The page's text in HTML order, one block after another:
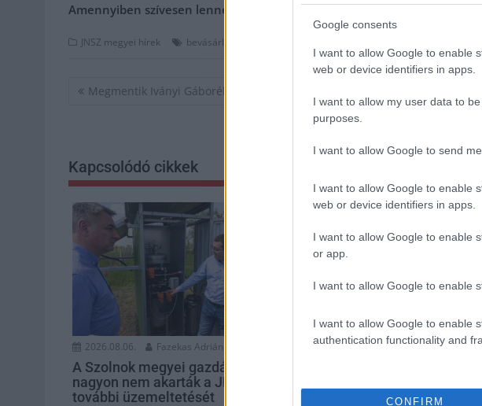
Google consents
I want to allow Google to enable
web or device identifiers in apps.
I want to allow my user data to
purposes.
I want to allow Google to send
I want to allow Google to enable
web or device identifiers in apps.
I want to allow Google to enable
or app.
I want to allow Google to enable
I want to allow Google to enable
authentication functionality and
CONFIRM
Amennyiben szívesen lenne a támogatónk,kattintson ideés
JNSZ megyei hírek bevásárló udvar
Bejegyzés
Megmentik Iványi Gáborék szolnoki idősotthonát
Kapcsolódó cikkek
2026.08.06. Fazekas Adrián
A Szolnok megyei gazdák
nagyon nem akarták a JÉGER
további üzemeltetését
2026.08.06. Fazekas Adrián
kerékpárgyártás meghatározó